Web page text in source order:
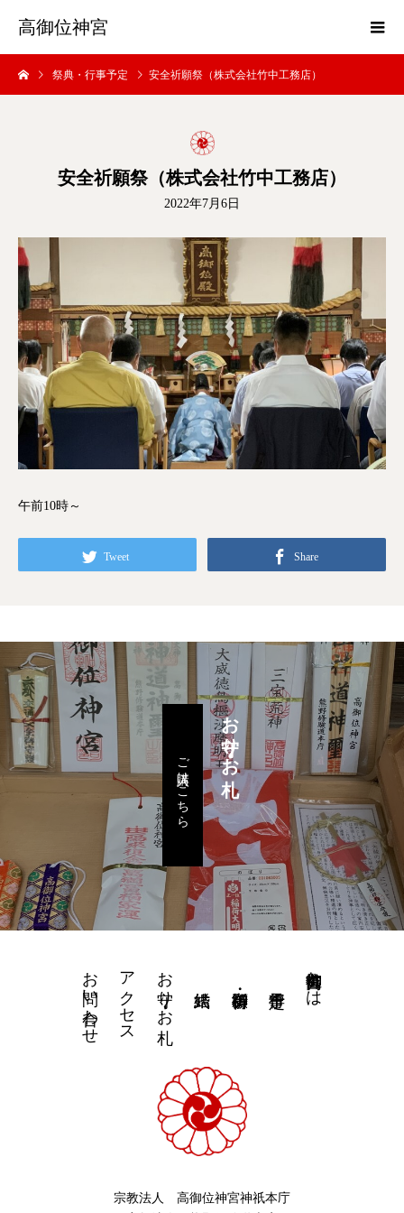
高御位神宮
祭典・行事予定 安全祈願祭（株式会社竹中工務店）
安全祈願祭（株式会社竹中工務店）
2022年7月6日
午前10時～
Tweet Share
お守り・お札
ご購入はこちら
高御位神宮とは
お守り・お札
アクセス
お問い合わせ
宗教法人 高御位神宮神祇本庁